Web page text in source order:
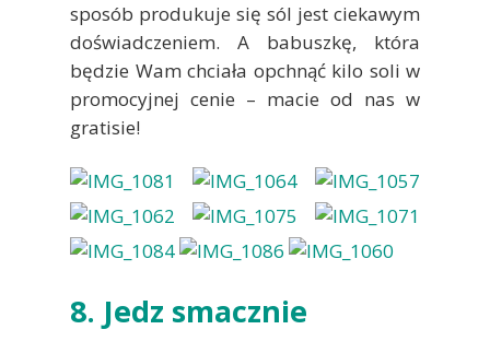
sposób produkuje się sól jest ciekawym
doświadczeniem. A babuszkę, która
będzie Wam chciała opchnąć kilo soli w
promocyjnej cenie – macie od nas w
gratisie!
8. Jedz smacznie